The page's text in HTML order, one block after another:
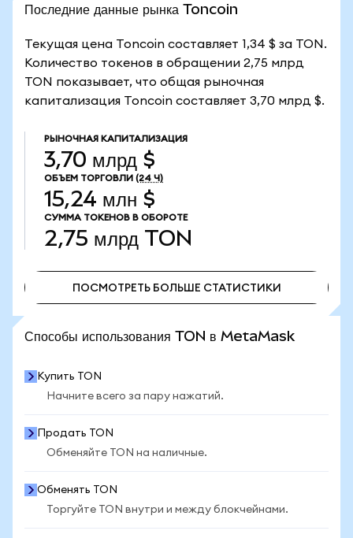
Последние данные рынка Toncoin
Текущая цена Toncoin составляет 1,34 $ за TON.
Количество токенов в обращении 2,75 млрд
TON показывает, что общая рыночная
капитализация Toncoin составляет 3,70 млрд $.
РЫНОЧНАЯ КАПИТАЛИЗАЦИЯ
3,70 млрд $
ОБЪЕМ ТОРГОВЛИ (24 Ч)
15,24 млн $
СУММА ТОКЕНОВ В ОБОРОТЕ
2,75 млрд TON
ПОСМОТРЕТЬ БОЛЬШЕ СТАТИСТИКИ
Способы использования TON в MetaMask
Купить TON
Начните всего за пару нажатий.
Продать TON
Обменяйте TON на наличные.
Обменять TON
Торгуйте TON внутри и между блокчейнами.